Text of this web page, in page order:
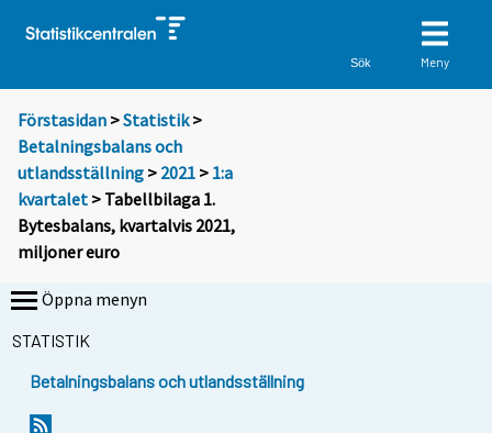
Sök Meny
Förstasidan >Statistik >
Betalningsbalans och
utlandsställning > 2021 > 1:a
kvartalet > Tabellbilaga 1.
Bytesbalans, kvartalvis 2021,
miljoner euro
Öppna menyn
STATISTIK
Betalningsbalans och utlandsställning